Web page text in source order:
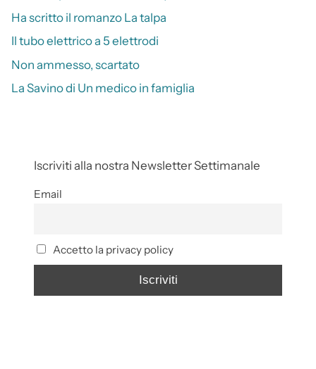
Ha scritto il romanzo La talpa
Il tubo elettrico a 5 elettrodi
Non ammesso, scartato
La Savino di Un medico in famiglia
Iscriviti alla nostra Newsletter Settimanale
Email
Accetto la privacy policy